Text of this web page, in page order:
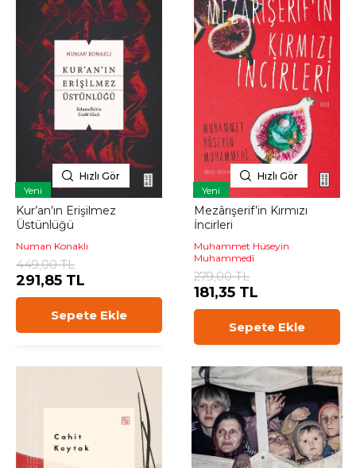
Hızlı Gör
Yeni
Kur’an’ın Erişilmez
Üstünlüğü
Numan Konaklı
449,00 TL
291,85 TL
Sepete Ekle
Hızlı Gör
Yeni
Mezârışerif’in Kırmızı
İncirleri
Muhammet Hüseyin
Muhammedî
279,00 TL
181,35 TL
Sepete Ekle